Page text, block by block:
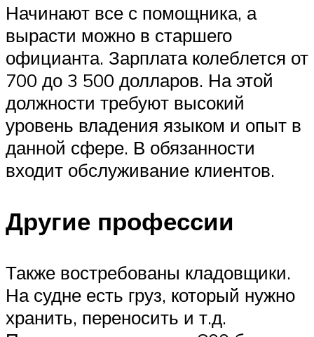
Начинают все с помощника, а
вырасти можно в старшего
официанта. Зарплата колеблется от
700 до 3 500 долларов. На этой
должности требуют высокий
уровень владения языком и опыт в
данной сфере. В обязанности
входит обслуживание клиентов.
Другие профессии
Также востребованы кладовщики.
На судне есть груз, который нужно
хранить, переносить и т.д.